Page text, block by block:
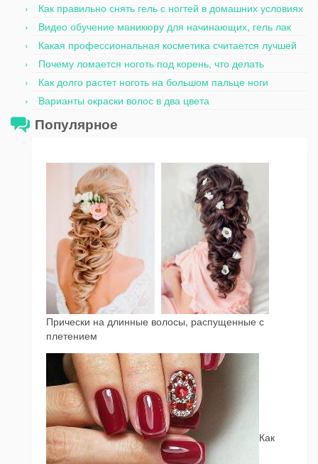
Как правильно снять гель с ногтей в домашних условиях
Видео обучение маникюру для начинающих, гель лак
Какая профессиональная косметика считается лучшей
Почему ломается ноготь под корень, что делать
Как долго растет ноготь на большом пальце ноги
Варианты окраски волос в два цвета
Популярное
Прически на длинные волосы, распущенные с
плетением
Как